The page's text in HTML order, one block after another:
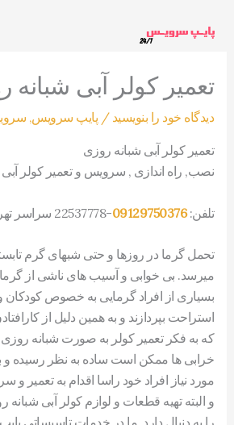
تعمیر کولر آبی شبانه
دیدگاه‌ خود را بنویسید / پایپ سرویس,
تعمیر کولر آبی شبانه روزی
نصب, راه اندازی , سرویس و تعمیر کولر
تلفن:09129750376-22537778 سراسر تهران.
تحمل گرما در روزها و حتی شبهای گرم
میرسد. بی خوابی و آسیب های ناشی از
بسیاری از افراد گرمایی به خصوص کودکان و
استراحت بپردازند و به همین دلیل از
که به فکر تعمیر کولر به صورت شبانه روزی
خرابی ها ممکن است ساده به نظر رسیده و
مورد نیاز افراد خود راسا اقدام به تعمیر و
و البته تهیه قطعات و لوازم کولر آبی